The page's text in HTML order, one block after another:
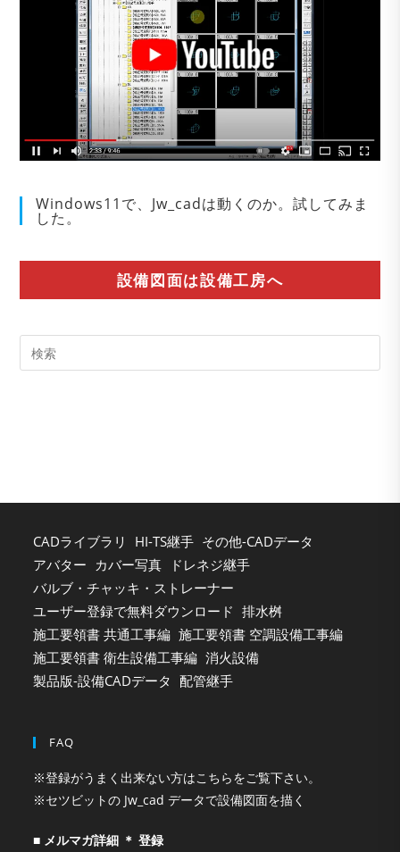
Windows11で、Jw_cadは動くのか。試してみま
した。
設備図面は設備工房へ
CADライブラリ HI-TS継手 その他-CADデータ
アバター カバー写真
ドレネジ継手
バルブ・チャッキ・ストレーナー
ユーザー登録で無料ダウンロード 排水桝
施工要領書 共通工事編 施工要領書 空調設備工事編
施工要領書 衛生設備工事編 消火設備
製品版-設備CADデータ 配管継手
FAQ
※登録がうまく出来ない方はこちらをご覧下さい。
※セツビットの Jw_cad データで設備図面を描く
■ メルマガ詳細 ＊ 登録